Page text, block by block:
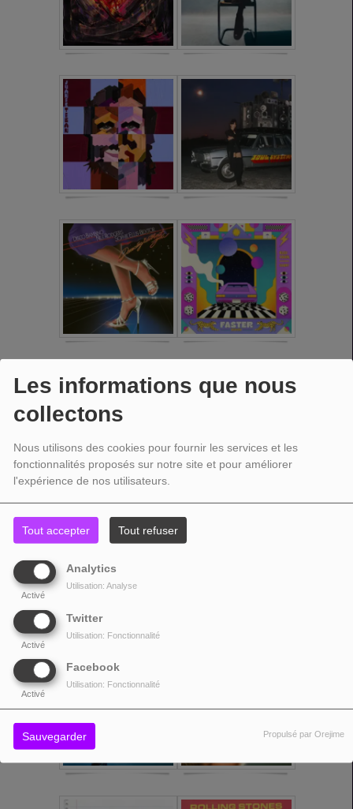
Les informations que nous
collectons
Nous utilisons des cookies pour fournir les services et les
fonctionnalités proposés sur notre site et pour améliorer
l'expérience de nos utilisateurs.
Tout accepter Tout refuser
Analytics
Activé
Utilisation: Analyse
Twitter
Activé
Utilisation: Fonctionnalité
Facebook
Activé
Utilisation: Fonctionnalité
Sauvegarder Propulsé par Orejime